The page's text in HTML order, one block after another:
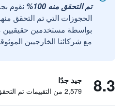
تم التحقق منه 100%
نقوم
الحجوزات التي تم التحقق
مع شركائنا الخارجيين
8.3 جيد جدًا
2,579 من التقييمات تم التحقق منها